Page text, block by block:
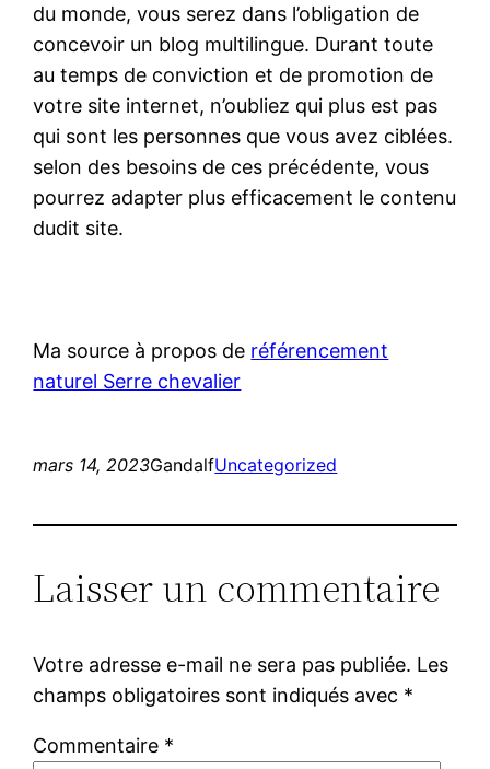
du monde, vous serez dans l’obligation de
concevoir un blog multilingue. Durant toute
au temps de conviction et de promotion de
votre site internet, n’oubliez qui plus est pas
qui sont les personnes que vous avez ciblées.
selon des besoins de ces précédente, vous
pourrez adapter plus efficacement le contenu
dudit site.
Ma source à propos de référencement
naturel Serre chevalier
mars 14, 2023GandalfUncategorized
Laisser un commentaire
Votre adresse e-mail ne sera pas publiée. Les
champs obligatoires sont indiqués avec *
Commentaire *